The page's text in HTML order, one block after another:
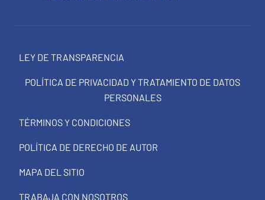
LEY DE TRANSPARENCIA
POLÍTICA DE PRIVACIDAD Y TRATAMIENTO DE DATOS
PERSONALES
TÉRMINOS Y CONDICIONES
POLÍTICA DE DERECHO DE AUTOR
MAPA DEL SITIO
TRABAJA CON NOSOTROS